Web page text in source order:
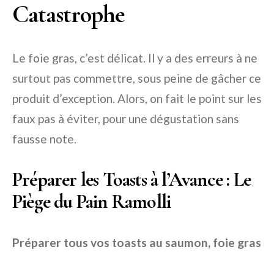
Catastrophe
Le foie gras, c’est délicat. Il y a des erreurs à ne
surtout pas commettre, sous peine de gâcher ce
produit d’exception. Alors, on fait le point sur les
faux pas à éviter, pour une dégustation sans
fausse note.
Préparer les Toasts à l’Avance : Le
Piège du Pain Ramolli
Préparer tous vos toasts au saumon, foie gras